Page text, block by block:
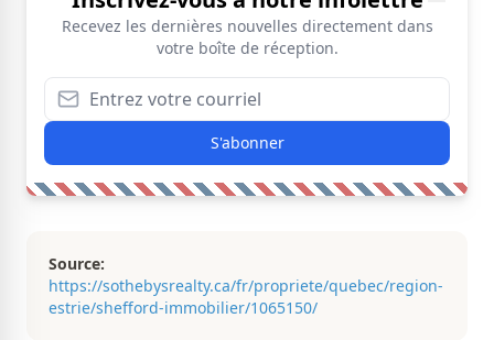
Recevez les dernières nouvelles directement dans
votre boîte de réception.
S'abonner
Source:
https://sothebysrealty.ca/fr/propriete/quebec/region-
estrie/shefford-immobilier/1065150/